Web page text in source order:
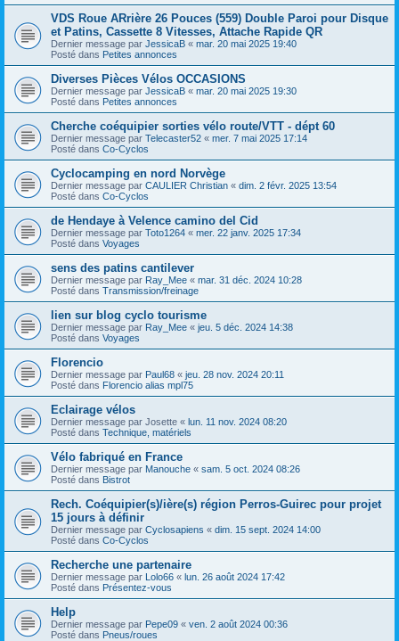
VDS Roue ARrière 26 Pouces (559) Double Paroi pour Disque
et Patins, Cassette 8 Vitesses, Attache Rapide QR
Dernier message par JessicaB « mar. 20 mai 2025 19:40
Posté dans Petites annonces
Diverses Pièces Vélos OCCASIONS
Dernier message par JessicaB « mar. 20 mai 2025 19:30
Posté dans Petites annonces
Cherche coéquipier sorties vélo route/VTT - dépt 60
Dernier message par Telecaster52 « mer. 7 mai 2025 17:14
Posté dans Co-Cyclos
Cyclocamping en nord Norvège
Dernier message par CAULIER Christian « dim. 2 févr. 2025 13:54
Posté dans Co-Cyclos
de Hendaye à Velence camino del Cid
Dernier message par Toto1264 « mer. 22 janv. 2025 17:34
Posté dans Voyages
sens des patins cantilever
Dernier message par Ray_Mee « mar. 31 déc. 2024 10:28
Posté dans Transmission/freinage
lien sur blog cyclo tourisme
Dernier message par Ray_Mee « jeu. 5 déc. 2024 14:38
Posté dans Voyages
Florencio
Dernier message par Paul68 « jeu. 28 nov. 2024 20:11
Posté dans Florencio alias mpl75
Eclairage vélos
Dernier message par Josette « lun. 11 nov. 2024 08:20
Posté dans Technique, matériels
Vélo fabriqué en France
Dernier message par Manouche « sam. 5 oct. 2024 08:26
Posté dans Bistrot
Rech. Coéquipier(s)/ière(s) région Perros-Guirec pour projet
15 jours à définir
Dernier message par Cyclosapiens « dim. 15 sept. 2024 14:00
Posté dans Co-Cyclos
Recherche une partenaire
Dernier message par Lolo66 « lun. 26 août 2024 17:42
Posté dans Présentez-vous
Help
Dernier message par Pepe09 « ven. 2 août 2024 00:36
Posté dans Pneus/roues